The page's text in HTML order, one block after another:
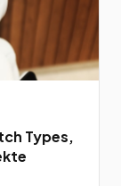
Types,